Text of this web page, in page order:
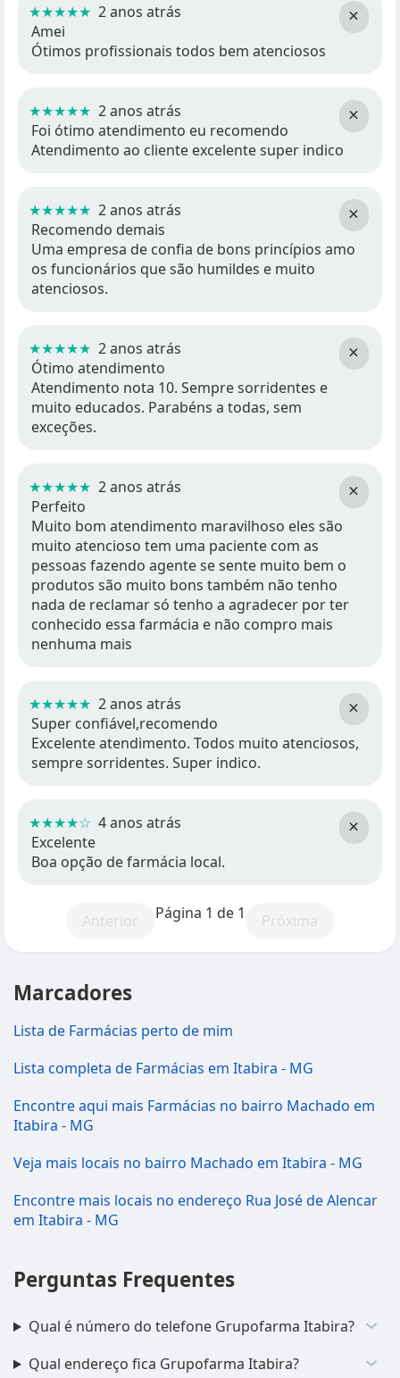
×
★★★★★ 2 anos atrás
Amei
Ótimos profissionais todos bem atenciosos
×
★★★★★ 2 anos atrás
Foi ótimo atendimento eu recomendo
Atendimento ao cliente excelente super indico
×
★★★★★ 2 anos atrás
Recomendo demais
Uma empresa de confia de bons princípios amo
os funcionários que são humildes e muito
atenciosos.
×
★★★★★ 2 anos atrás
Ótimo atendimento
Atendimento nota 10. Sempre sorridentes e
muito educados. Parabéns a todas, sem
exceções.
×
★★★★★ 2 anos atrás
Perfeito
Muito bom atendimento maravilhoso eles são
muito atencioso tem uma paciente com as
pessoas fazendo agente se sente muito bem o
produtos são muito bons também não tenho
nada de reclamar só tenho a agradecer por ter
conhecido essa farmácia e não compro mais
nenhuma mais
×
★★★★★ 2 anos atrás
Super confiável,recomendo
Excelente atendimento. Todos muito atenciosos,
sempre sorridentes. Super indico.
×
★★★★☆ 4 anos atrás
Excelente
Boa opção de farmácia local.
Anterior Página 1 de 1 Próxima
Marcadores
Lista de Farmácias perto de mim
Lista completa de Farmácias em Itabira - MG
Encontre aqui mais Farmácias no bairro Machado em
Itabira - MG
Veja mais locais no bairro Machado em Itabira - MG
Encontre mais locais no endereço Rua José de Alencar
em Itabira - MG
Perguntas Frequentes
Qual é número do telefone Grupofarma Itabira?
Qual endereço fica Grupofarma Itabira?